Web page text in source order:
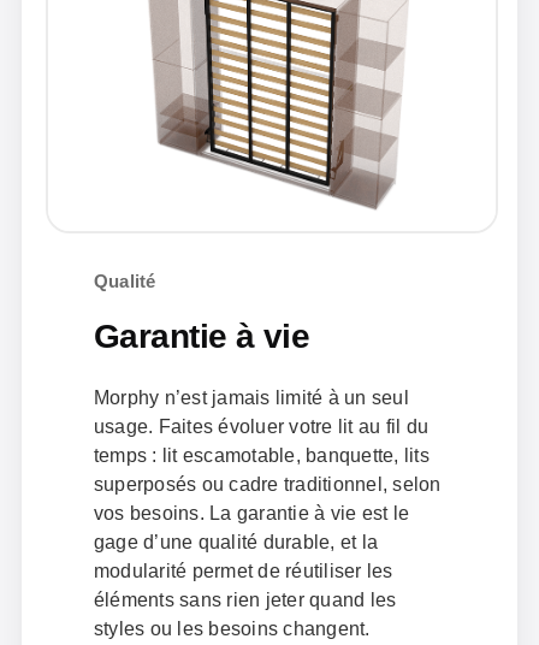
Qualité
Garantie à vie
Morphy n’est jamais limité à un seul
usage. Faites évoluer votre lit au fil du
temps : lit escamotable, banquette, lits
superposés ou cadre traditionnel, selon
vos besoins. La garantie à vie est le
gage d’une qualité durable, et la
modularité permet de réutiliser les
éléments sans rien jeter quand les
styles ou les besoins changent.